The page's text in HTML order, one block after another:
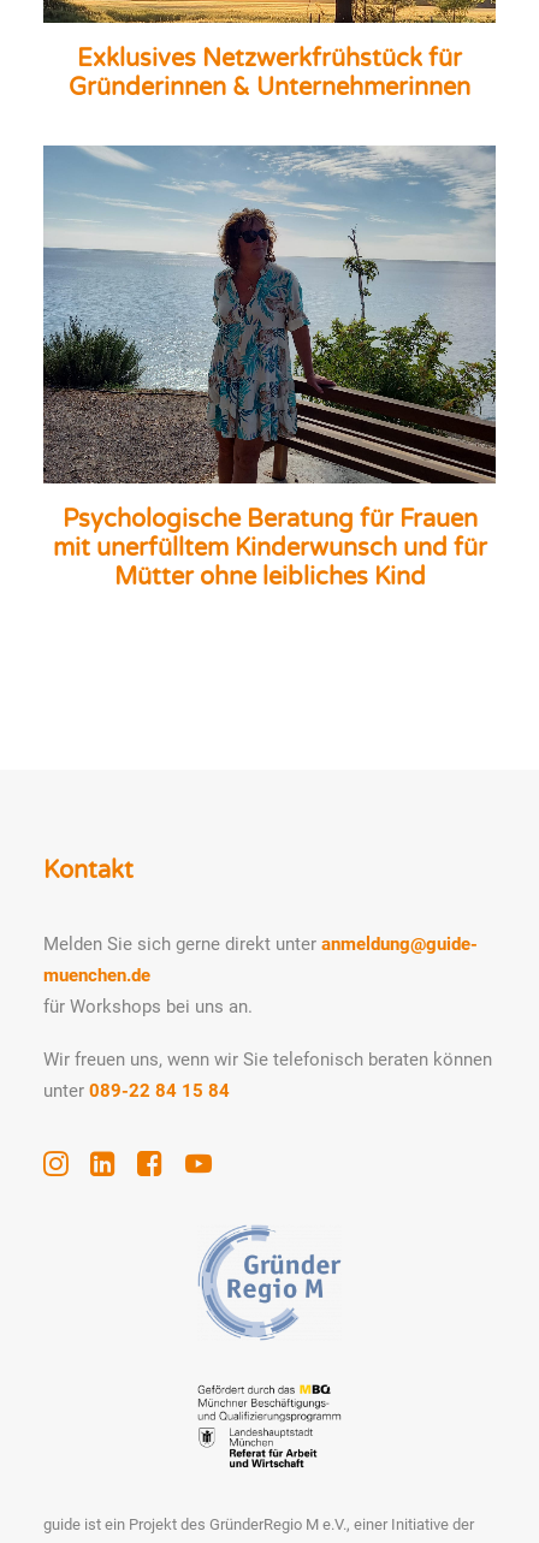
Exklusives Netzwerkfrühstück für
Gründerinnen & Unternehmerinnen
Psychologische Beratung für Frauen
mit unerfülltem Kinderwunsch und für
Mütter ohne leibliches Kind
Kontakt
Melden Sie sich gerne direkt unter anmeldung@guide-
muenchen.de
für Workshops bei uns an.
Wir freuen uns, wenn wir Sie telefonisch beraten können
unter 089-22 84 15 84
guide ist ein Projekt des GründerRegio M e.V., einer Initiative der